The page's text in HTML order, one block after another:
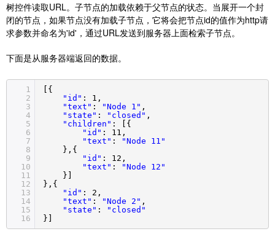
树控件读取URL。子节点的加载依赖于父节点的状态。当展开一个封
闭的节点，如果节点没有加载子节点，它将会把节点id的值作为http请
求参数并命名为'id'，通过URL发送到服务器上面检索子节点。
下面是从服务器端返回的数据。
1
2
3
4
5
6
7
8
9
10
11
12
13
14
15
16
[{
"id" : 1,
"text" : "Node 1" ,
"state" : "closed" ,
"children" : [{
"id" : 11,
"text" :
"Node 11"
},{
"id" : 12,
"text" :
"Node 12"
}]
},{
"id" : 2,
"text" : "Node 2" ,
"state" :
"closed"
}]